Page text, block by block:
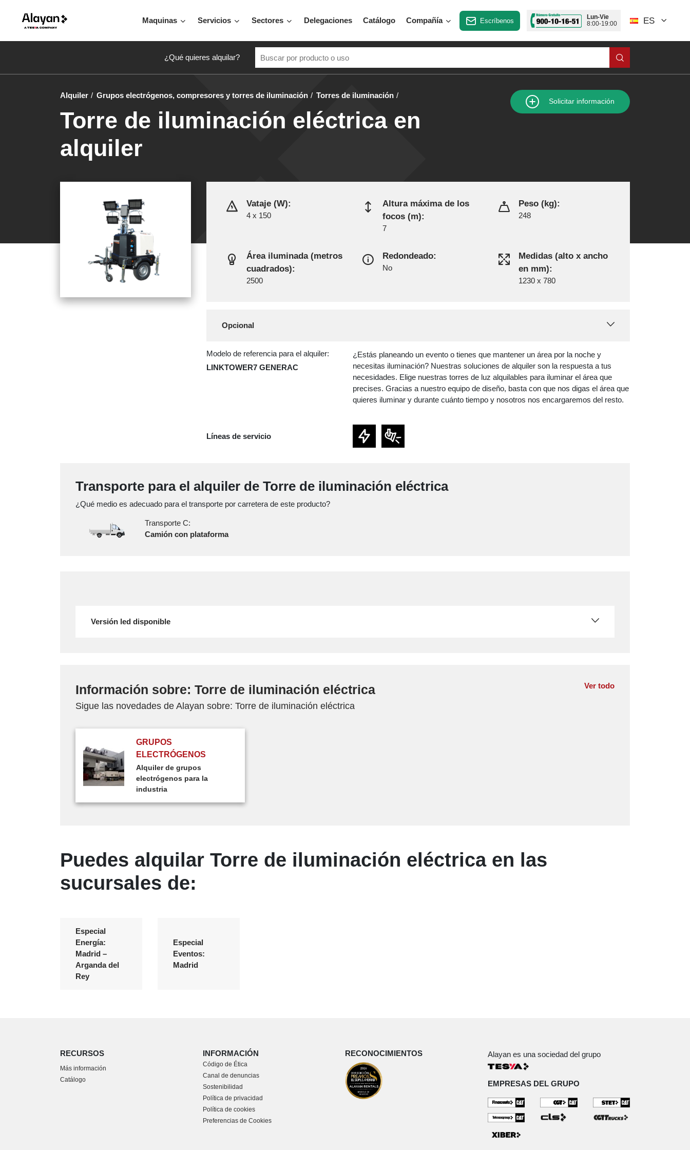
Maquinas Servicios Sectores Delegaciones Catálogo Compañía Escríbenos
Lun-Vie
8:00-19:00
ES
¿Qué quieres alquilar?
Alquiler Grupos electrógenos, compresores y torres de iluminación Torres de iluminación
Torre de iluminación eléctrica en
alquiler
Solicitar información
Vataje (W):
4 x 150
Altura máxima de los
focos (m):
7
Peso (kg):
248
Área iluminada (metros
cuadrados):
2500
Redondeado:
No
Medidas (alto x ancho
en mm):
1230 x 780
Opcional
Modelo de referencia para el alquiler:
LINKTOWER7 GENERAC
¿Estás planeando un evento o tienes que mantener un área por la noche y
necesitas iluminación? Nuestras soluciones de alquiler son la respuesta a tus
necesidades. Elige nuestras torres de luz alquilables para iluminar el área que
precises. Gracias a nuestro equipo de diseño, basta con que nos digas el área que
quieres iluminar y durante cuánto tiempo y nosotros nos encargaremos del resto.
Líneas de servicio
Transporte para el alquiler de Torre de iluminación eléctrica
¿Qué medio es adecuado para el transporte por carretera de este producto?
Transporte C:
Camión con plataforma
Versión led disponible
Información sobre: Torre de iluminación eléctrica Ver todo
Sigue las novedades de Alayan sobre: Torre de iluminación eléctrica
GRUPOS
ELECTRÓGENOS
Alquiler de grupos
electrógenos para la
industria
Puedes alquilar Torre de iluminación eléctrica en las
sucursales de:
Especial
Energía:
Madrid –
Arganda del
Rey
Especial
Eventos:
Madrid
RECURSOS
Más información
Catálogo
INFORMACIÓN
Código de Ética
Canal de denuncias
Sostenibilidad
Política de privacidad
Política de cookies
Preferencias de Cookies
RECONOCIMIENTOS Alayan es una sociedad del grupo
EMPRESAS DEL GRUPO